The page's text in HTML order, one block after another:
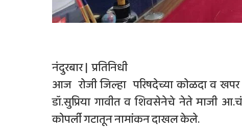
नंदुरबार | प्रतिनिधी
आज रोजी जिल्हा परिषदेच्या कोळदा व खपर
डॉ.सुप्रिया गावीत व शिवसेनेचे नेते माजी
कोपर्ली गटातून नामांकन दाखल केले.